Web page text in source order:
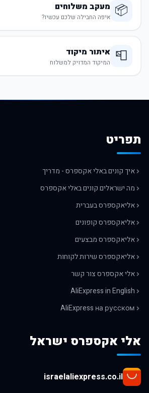
📦 מעקב משלוחים
איפה החבילה שלכם עכשיו?
📮 איתור מיקוד
המיקוד המדויק למשלוח
תפריט
איך קונים באלי אקספרס - מדריך
מה ישראלים קונים באלי אקספרס
אליאקספרס בעברית
אליאקספרס קופונים
אליאקספרס מבצעים
אליאקספרס שירות לקוחות
אלי אקספרס צור קשר
AliExpress in English
AliExpress на русском
אלי אקספרס ישראל
israelaliexpress.co.il